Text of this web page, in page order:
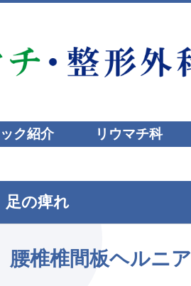
ク紹介 リウマチ科
足の痺れ
腰椎椎間板ヘルニア